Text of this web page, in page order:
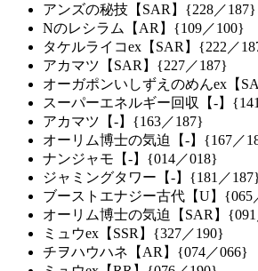
アンズの秘技【SAR】{228／187}
Nのレシラム【AR】{109／100}
タケルライコex【SAR】{222／
アカマツ【SAR】{227／187}
オーガポンいしずえのめんex【
スーパーエネルギー回収【-】
アカマツ【-】{163／187}
オーリム博士の気迫【-】{167／
ナンジャモ【-】{014／018}
ジャミングタワー【-】{181／
ブーストエナジー古代【U】{065
オーリム博士の気迫【SAR】
ミュウex【SSR】{327／190}
チヲハウハネ【AR】{074／066}